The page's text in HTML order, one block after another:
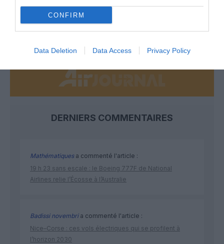
CONFIRM
Data Deletion Data Access Privacy Policy
DERNIERS COMMENTAIRES
Mathématiquesa commenté l'article :
19 h 23 sans escale : le Boeing 777F de National
Airlines relie l’Écosse à l’Australie
Badissi novembria commenté l'article :
Nice–Corse : ces vols électriques qui se profilent à
l’horizon 2030